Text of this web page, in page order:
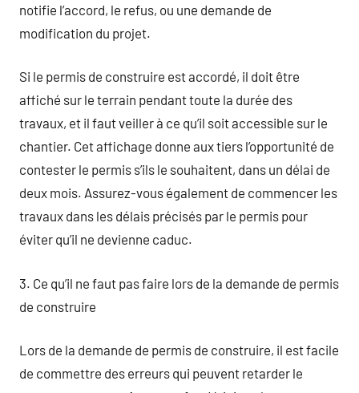
notifie l’accord, le refus, ou une demande de
modification du projet.
Si le permis de construire est accordé, il doit être
affiché sur le terrain pendant toute la durée des
travaux, et il faut veiller à ce qu’il soit accessible sur le
chantier. Cet affichage donne aux tiers l’opportunité de
contester le permis s’ils le souhaitent, dans un délai de
deux mois. Assurez-vous également de commencer les
travaux dans les délais précisés par le permis pour
éviter qu’il ne devienne caduc.
3. Ce qu’il ne faut pas faire lors de la demande de permis
de construire
Lors de la demande de permis de construire, il est facile
de commettre des erreurs qui peuvent retarder le